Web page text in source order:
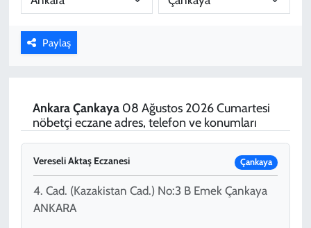
Paylaş
AnkaraÇankaya08 Ağustos 2026 Cumartesi
nöbetçi eczane adres, telefon ve konumları
Vereseli Aktaş Eczanesi Çankaya
4. Cad. (Kazakistan Cad.) No:3 B Emek Çankaya
ANKARA